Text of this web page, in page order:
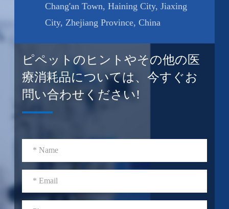
Chang'an Town, Haining City, Jiaxing
City, Zhejiang Province, China
ピペットのヒントやその他の医
療消耗品については、今すぐお
問い合わせください!